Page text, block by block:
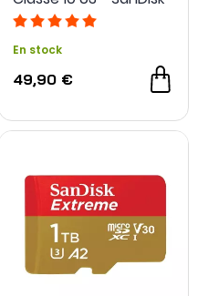
En stock
49,90 €